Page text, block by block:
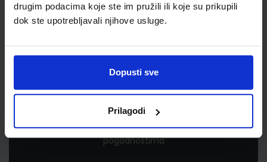
drugim podacima koje ste im pružili ili koje su prikupili
dok ste upotrebljavali njihove usluge.
Dopusti sve
Prilagodi
Newsletter prijava
Prijavite se kako bi primali informacije o novim
proizvodima i uslugama, akcijama i drugim
pogodnostima